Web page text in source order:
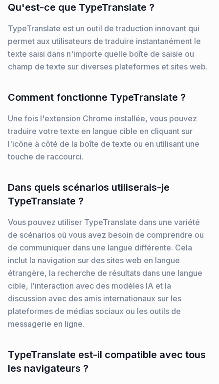
Qu'est-ce que TypeTranslate ?
TypeTranslate est un outil de traduction innovant qui
permet aux utilisateurs de traduire instantanément le
texte saisi dans n'importe quelle boîte de saisie ou
champ de texte sur diverses plateformes et sites web.
Comment fonctionne TypeTranslate ?
Une fois l'extension Chrome installée, vous pouvez
traduire votre texte en langue cible en cliquant sur
l'icône à côté de la boîte de texte ou en utilisant une
touche de raccourci.
Dans quels scénarios utiliserais-je
TypeTranslate ?
Vous pouvez utiliser TypeTranslate dans une variété
de scénarios où vous avez besoin de comprendre ou
de communiquer dans une langue différente. Cela
inclut la navigation sur des sites web en langue
étrangère, la recherche de résultats dans une langue
cible, l'interaction avec des modèles IA et la
discussion avec des amis internationaux sur les
plateformes de médias sociaux ou les outils de
messagerie en ligne.
TypeTranslate est-il compatible avec tous
les navigateurs ?